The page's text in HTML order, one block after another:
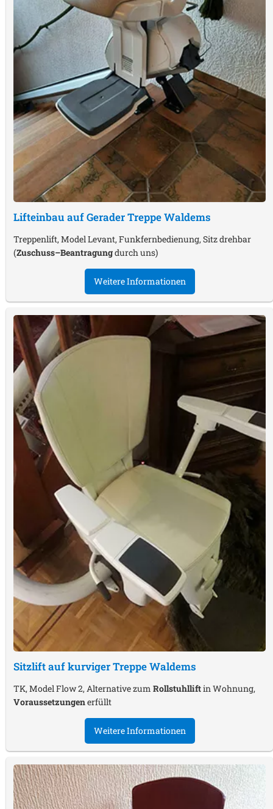
Lifteinbau auf Gerader TreppeWaldems
Treppenlift, Model Levant, Funkfernbedienung, Sitz drehbar
(Zuschuss–Beantragungdurch uns)
Weitere Informationen
Sitzlift auf kurviger TreppeWaldems
TK, Model Flow 2, Alternative zum Rollstuhlliftin Wohnung,
Voraussetzungenerfüllt
Weitere Informationen